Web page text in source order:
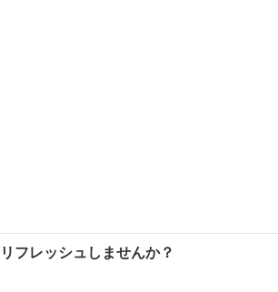
フレッシュしませんか？